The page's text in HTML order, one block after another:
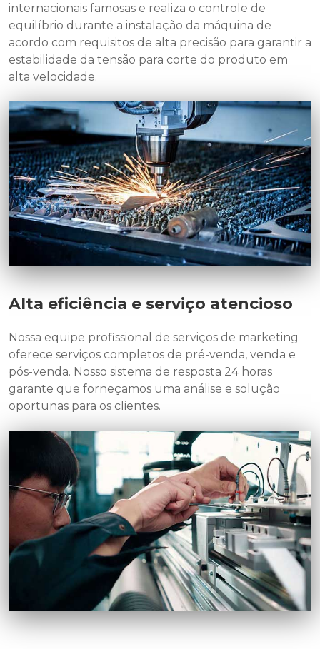
internacionais famosas e realiza o controle de
equilíbrio durante a instalação da máquina de
acordo com requisitos de alta precisão para garantir a
estabilidade da tensão para corte do produto em
alta velocidade.
Alta eficiência e serviço atencioso
Nossa equipe profissional de serviços de marketing
oferece serviços completos de pré-venda, venda e
pós-venda. Nosso sistema de resposta 24 horas
garante que forneçamos uma análise e solução
oportunas para os clientes.